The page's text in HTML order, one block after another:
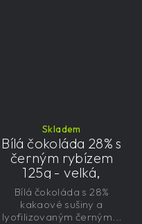
Skladem
Bílá čokoláda 28% s
černým rybízem
125g - velká,
řemeslná,
exkluzivní, dárková
Bílá čokoláda s 28%
kakaové sušiny a
lyofilizovaným černým...